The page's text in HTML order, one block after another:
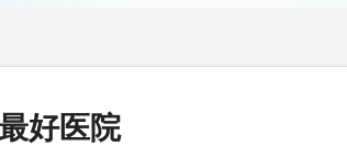
好医院